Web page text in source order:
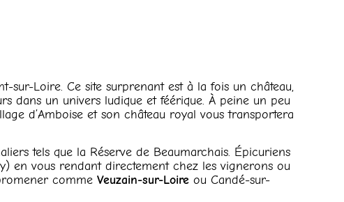
sur-Loire. Ce site surprenant est à la fois un château,
dans un univers ludique et féérique. À peine un peu
d’Amboise et son château royal vous transportera
tels que la Réserve de Beaumarchais. Épicuriens
en vous rendant directement chez les vignerons ou
comme Veuzain-sur-Loireou Candé-sur-